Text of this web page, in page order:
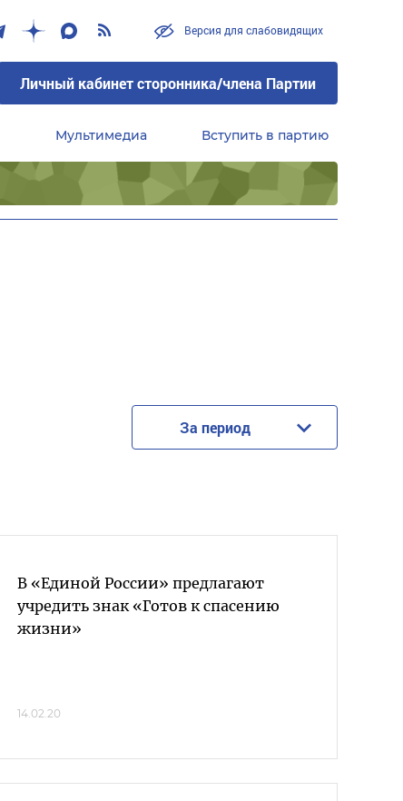
Версия для слабовидящих
Личный кабинет сторонника/члена Партии
Мультимедиа Вступить в партию
За период
В «Единой России» предлагают
учредить знак «Готов к спасению
жизни»
14.02.20